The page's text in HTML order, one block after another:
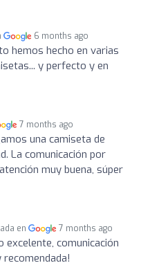
6 months ago
hemos hecho en varias
y perfecto y en
7 months ago
una camiseta de
La comunicación por
muy buena, súper
en 7 months ago
excelente, comunicación